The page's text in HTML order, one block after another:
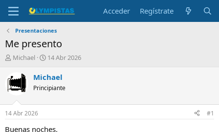
Acceder Regístrate
Presentaciones
Me presento
I
i
i
a
d
o
r
Michael
F
c
h
a
i
n
14 Abr 2026
Michael
Principiante
14 Abr 2026 #1
Buenas noches.